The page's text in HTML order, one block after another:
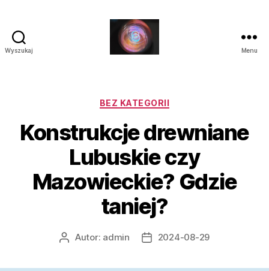
Wyszukaj Menu
Kategorie
BEZ KATEGORII
Konstrukcje drewniane
Lubuskie czy
Mazowieckie? Gdzie
taniej?
AutorAutor: admin
Data2024-08-29